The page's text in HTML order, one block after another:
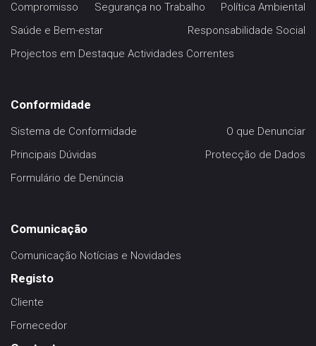
Compromisso Segurança no Trabalho
Política Ambiental
Saúde e Bem-estar
Responsabilidade Social
Projectos em Destaque Actividades Correntes
Conformidade
Sistema de Conformidade
O que Denunciar
Principais Dúvidas
Protecção de Dados
Formulário de Denúncia
Comunicação
Comunicação Notícias e Novidades
Registo
Cliente
Fornecedor